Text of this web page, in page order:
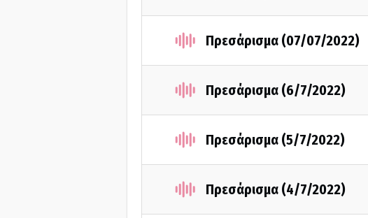
Πρεσάρισμα (07/07/2022)
Πρεσάρισμα (6/7/2022)
Πρεσάρισμα (5/7/2022)
Πρεσάρισμα (4/7/2022)